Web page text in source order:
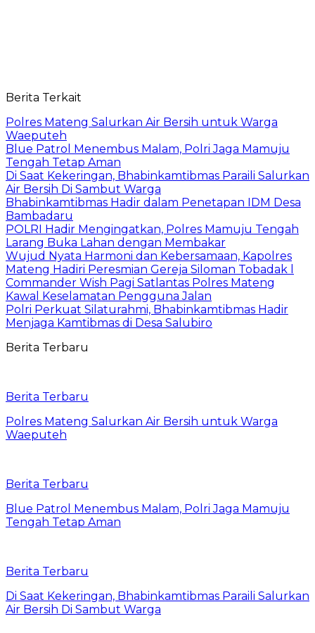
Berita Terkait
Polres Mateng Salurkan Air Bersih untuk Warga
Waeputeh
Blue Patrol Menembus Malam, Polri Jaga Mamuju
Tengah Tetap Aman
Di Saat Kekeringan, Bhabinkamtibmas Paraili Salurkan
Air Bersih Di Sambut Warga
Bhabinkamtibmas Hadir dalam Penetapan IDM Desa
Bambadaru
POLRI Hadir Mengingatkan, Polres Mamuju Tengah
Larang Buka Lahan dengan Membakar
Wujud Nyata Harmoni dan Kebersamaan, Kapolres
Mateng Hadiri Peresmian Gereja Siloman Tobadak l
Commander Wish Pagi Satlantas Polres Mateng
Kawal Keselamatan Pengguna Jalan
Polri Perkuat Silaturahmi, Bhabinkamtibmas Hadir
Menjaga Kamtibmas di Desa Salubiro
Berita Terbaru
Berita Terbaru
Polres Mateng Salurkan Air Bersih untuk Warga
Waeputeh
Berita Terbaru
Blue Patrol Menembus Malam, Polri Jaga Mamuju
Tengah Tetap Aman
Berita Terbaru
Di Saat Kekeringan, Bhabinkamtibmas Paraili Salurkan
Air Bersih Di Sambut Warga